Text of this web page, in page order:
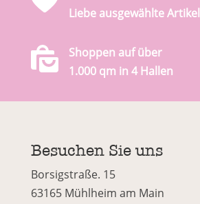
Liebe ausgewählte Artikel
Shoppen auf über
1.000 qm in 4 Hallen
Besuchen Sie uns
Borsigstraße. 15
63165 Mühlheim am Main